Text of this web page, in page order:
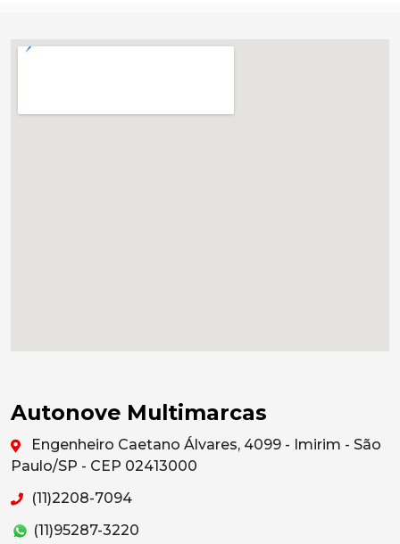
Autonove Multimarcas
Engenheiro Caetano Álvares, 4099 - Imirim - São
Paulo/SP - CEP 02413000
(11)2208-7094
(11)95287-3220